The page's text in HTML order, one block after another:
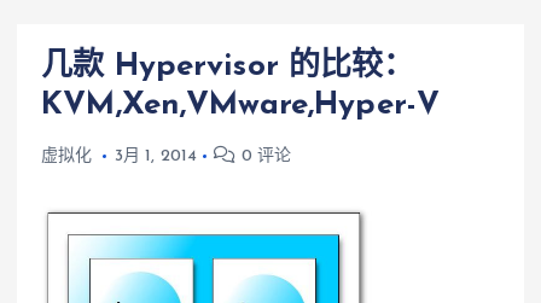
几款 Hypervisor 的比较：
KVM,Xen,VMware,Hyper-V
虚拟化 3月 1, 2014 0 评论